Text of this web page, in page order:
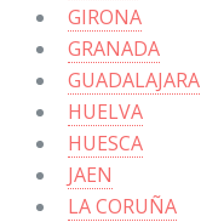
GIRONA
GRANADA
GUADALAJARA
HUELVA
HUESCA
JAEN
LA CORUÑA